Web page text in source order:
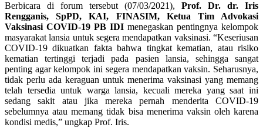
Berbicara di forum tersebut (07/03/2021), Prof. Dr. dr. Iris
Rengganis, SpPD, KAI, FINASIM, Ketua Tim Advokasi
Vaksinasi COVID-19 PB IDI menegaskan pentingnya kelompok
masyarakat lansia untuk segera mendapatkan vaksinasi. “Keseriusan
COVID-19 dikuatkan fakta bahwa tingkat kematian, atau risiko
kematian tertinggi terjadi pada pasien lansia, sehingga sangat
penting agar kelompok ini segera mendapatkan vaksin. Seharusnya,
tidak perlu ada keraguan untuk menerima vaksinasi yang memang
telah tersedia untuk warga lansia, kecuali mereka yang saat ini
sedang sakit atau jika mereka pernah menderita COVID-19
sebelumnya atau memang tidak bisa menerima vaksin oleh karena
kondisi medis,” ungkap Prof. Iris.